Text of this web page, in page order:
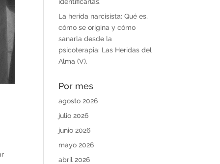
La herida narcisista: Qué es,
cómo se origina y cómo
sanarla desde la
psicoterapia: Las Heridas del
Alma (V).
Por mes
agosto 2026
julio 2026
junio 2026
mayo 2026
abril 2026